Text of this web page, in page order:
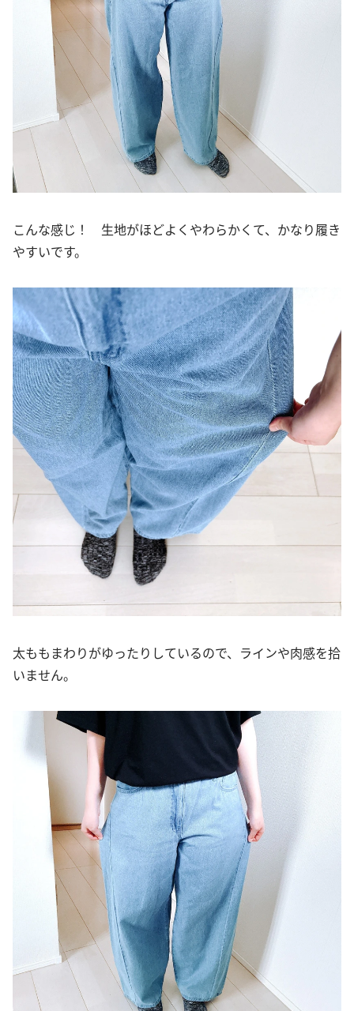
こんな感じ！ 生地がほどよくやわらかくて、かなり履き
やすいです。
太ももまわりがゆったりしているので、ラインや肉感を拾
いません。